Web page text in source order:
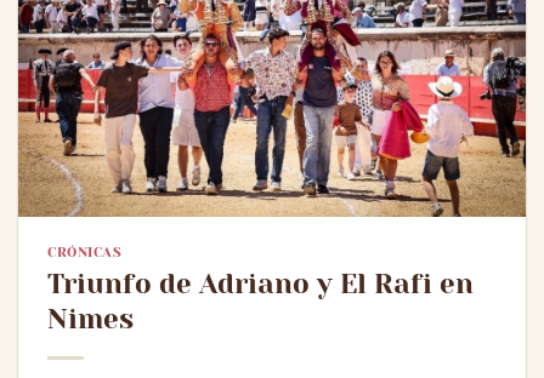
CRÓNICAS
Triunfo de Adriano y El Rafi en
Nimes